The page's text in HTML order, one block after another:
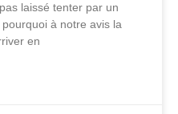
laissé tenter par un
à notre avis la
en